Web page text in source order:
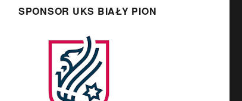
SPONSOR UKS BIAŁY PION